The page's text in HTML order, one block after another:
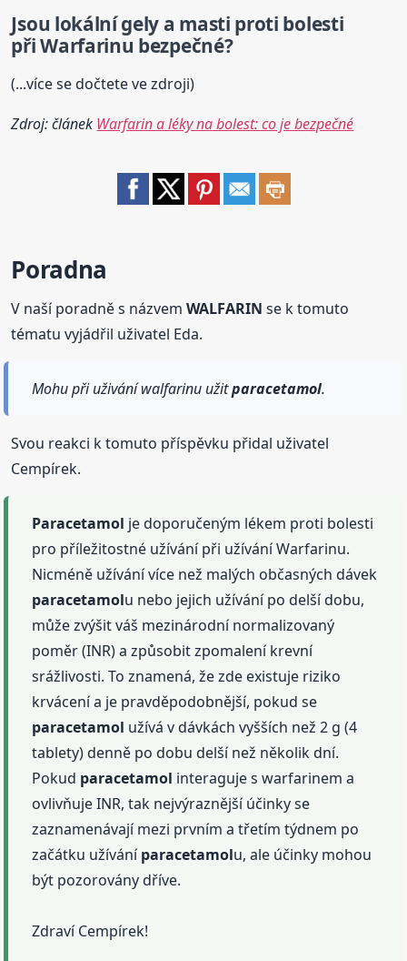
Jsou lokální gely a masti proti bolesti
při Warfarinu bezpečné?
(...více se dočtete ve zdroji)
Zdroj: článek Warfarin a léky na bolest: co je bezpečné
Poradna
V naší poradně s názvemWALFARIN se k tomuto
tématu vyjádřil uživatel Eda.
Mohu při uživání walfarinu užitparacetamol.
Svou reakci k tomuto příspěvku přidal uživatel
Cempírek.
Paracetamol je doporučeným lékem proti bolesti
pro příležitostné užívání při užívání Warfarinu.
Nicméně užívání více než malých občasných dávek
paracetamolu nebo jejich užívání po delší dobu,
může zvýšit váš mezinárodní normalizovaný
poměr (INR) a způsobit zpomalení krevní
srážlivosti. To znamená, že zde existuje riziko
krvácení a je pravděpodobnější, pokud se
paracetamol užívá v dávkách vyšších než 2 g (4
tablety) denně po dobu delší než několik dní.
Pokud paracetamol interaguje s warfarinem a
ovlivňuje INR, tak nejvýraznější účinky se
zaznamenávají mezi prvním a třetím týdnem po
začátku užíváníparacetamolu, ale účinky mohou
být pozorovány dříve.
Zdraví Cempírek!